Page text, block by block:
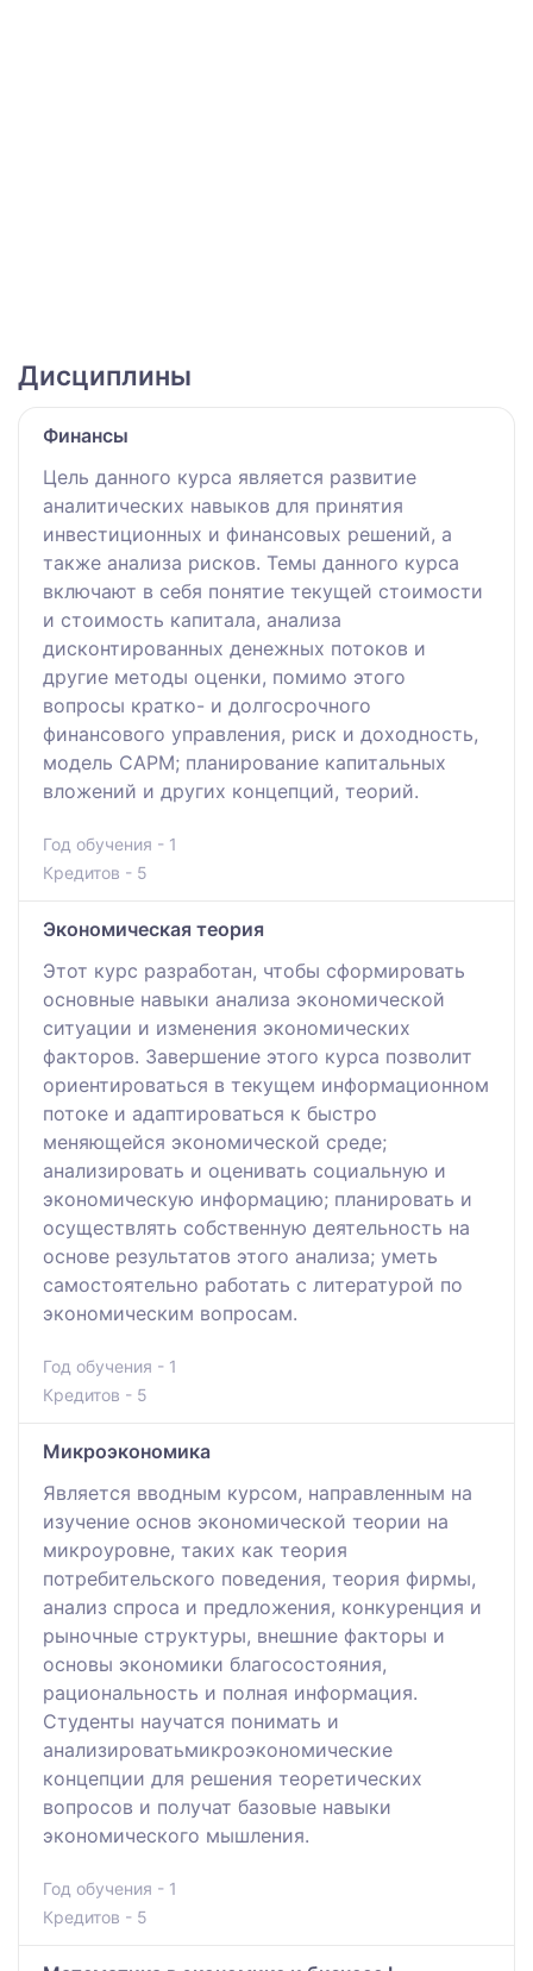
Дисциплины
Финансы
Цель данного курса является развитие
аналитических навыков для принятия
инвестиционных и финансовых решений, а
также анализа рисков. Темы данного курса
включают в себя понятие текущей стоимости
и стоимость капитала, анализа
дисконтированных денежных потоков и
другие методы оценки, помимо этого
вопросы кратко- и долгосрочного
финансового управления, риск и доходность,
модель САРМ; планирование капитальных
вложений и других концепций, теорий.
Год обучения - 1
Кредитов - 5
Экономическая теория
Этот курс разработан, чтобы сформировать
основные навыки анализа экономической
ситуации и изменения экономических
факторов. Завершение этого курса позволит
ориентироваться в текущем информационном
потоке и адаптироваться к быстро
меняющейся экономической среде;
анализировать и оценивать социальную и
экономическую информацию; планировать и
осуществлять собственную деятельность на
основе результатов этого анализа; уметь
самостоятельно работать с литературой по
экономическим вопросам.
Год обучения - 1
Кредитов - 5
Микроэкономика
Является вводным курсом, направленным на
изучение основ экономической теории на
микроуровне, таких как теория
потребительского поведения, теория фирмы,
анализ спроса и предложения, конкуренция и
рыночные структуры, внешние факторы и
основы экономики благосостояния,
рациональность и полная информация.
Студенты научатся понимать и
анализироватьмикроэкономические
концепции для решения теоретических
вопросов и получат базовые навыки
экономического мышления.
Год обучения - 1
Кредитов - 5